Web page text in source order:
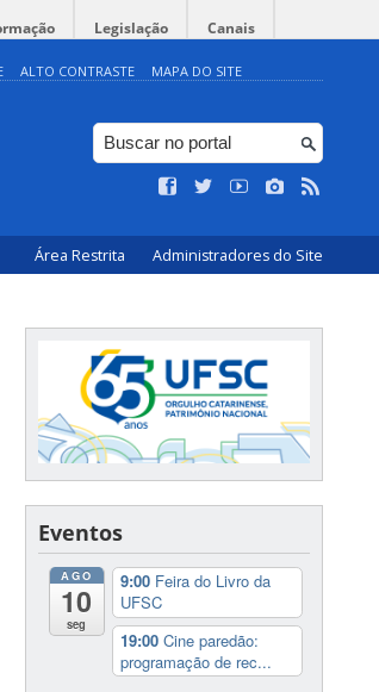
Legislação Canais
ALTO CONTRASTE MAPA DO SITE
Área Restrita Administradores do Site
Eventos
AGO
10
seg
9:00 Feira do Livro da
UFSC
19:00 Cine paredão:
programação de rec...